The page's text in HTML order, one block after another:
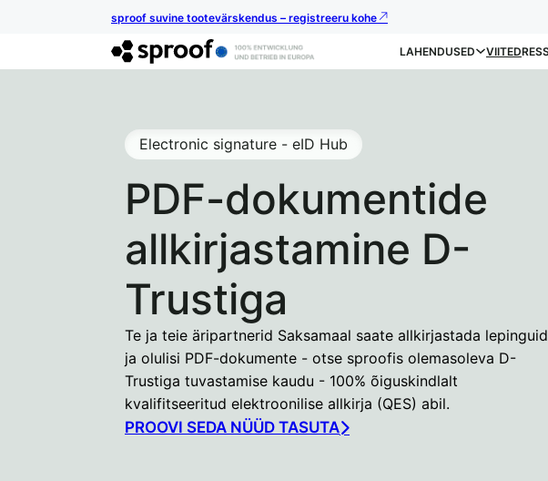
sproof suvine tootevärskendus – registreeru kohe
LAHENDUSED VIITED
PDF-dokumentide
allkirjastamine D-
Trustiga
Electronic signature - eID Hub
Te ja teie äripartnerid Saksamaal saate allkirjastada lepinguid
ja olulisi PDF-dokumente - otse sproofis olemasoleva D-
Trustiga tuvastamise kaudu - 100% õiguskindlalt
kvalifitseeritud elektroonilise allkirja (QES) abil.
PROOVI SEDA NÜÜD TASUTA